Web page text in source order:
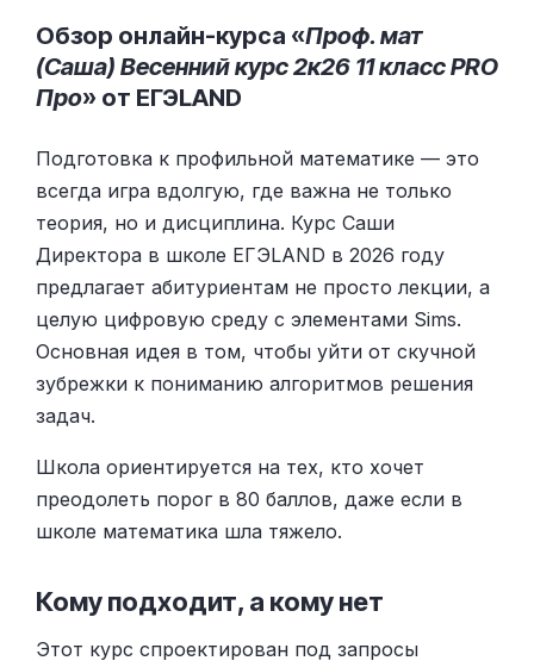
Обзор онлайн-курса «Проф. мат
(Саша) Весенний курс 2к26 11 класс PRO
Про» от ЕГЭLAND
Подготовка к профильной математике — это
всегда игра вдолгую, где важна не только
теория, но и дисциплина. Курс Саши
Директора в школе ЕГЭLAND в 2026 году
предлагает абитуриентам не просто лекции, а
целую цифровую среду с элементами Sims.
Основная идея в том, чтобы уйти от скучной
зубрежки к пониманию алгоритмов решения
задач.
Школа ориентируется на тех, кто хочет
преодолеть порог в 80 баллов, даже если в
школе математика шла тяжело.
Кому подходит, а кому нет
Этот курс спроектирован под запросы